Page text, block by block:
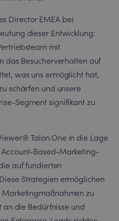
Director EMEA bei
dieser Entwicklung:
mit
das Besucherverhalten auf
was uns ermöglicht hat,
schärfen und unsere
Segment signifikant zu
Talon.One in die Lage
Based-Marketing-
auf fundierten
Strategien ermöglichen
zu
an die Bedürfnisse und